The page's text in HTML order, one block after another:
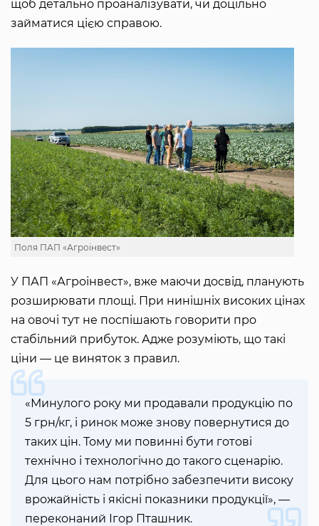
щоб детально проаналізувати, чи доцільно
займатися цією справою.
Поля ПАП «Агроінвест»
У ПАП «Агроінвест», вже маючи досвід, планують
розширювати площі. При нинішніх високих цінах
на овочі тут не поспішають говорити про
стабільний прибуток. Адже розуміють, що такі
ціни — це виняток з правил.
«Минулого року ми продавали продукцію по
5 грн/кг, і ринок може знову повернутися до
таких цін. Тому ми повинні бути готові
технічно і технологічно до такого сценарію.
Для цього нам потрібно забезпечити високу
врожайність і якісні показники продукції», —
переконаний Ігор Пташник.